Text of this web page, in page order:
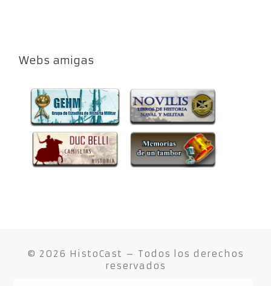
Webs amigas
© 2026 HistoCast – Todos los derechos
reservados